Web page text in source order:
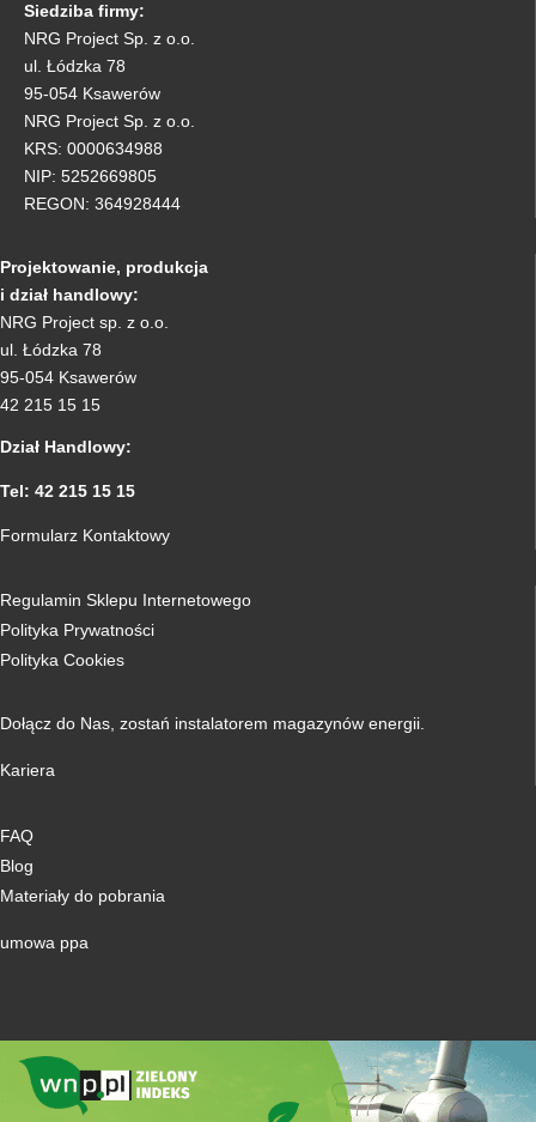
Siedziba firmy:
NRG Project Sp. z o.o.
ul. Łódzka 78
95-054 Ksawerów
NRG Project Sp. z o.o.
KRS: 0000634988
NIP: 5252669805
REGON: 364928444
Projektowanie, produkcja
i dział handlowy:
NRG Project sp. z o.o.
ul. Łódzka 78
95-054 Ksawerów
42 215 15 15
Dział Handlowy:
Tel: 42 215 15 15
Formularz Kontaktowy
Regulamin Sklepu Internetowego
Polityka Prywatności
Polityka Cookies
Dołącz do Nas, zostań instalatorem magazynów energii.
Kariera
FAQ
Blog
Materiały do pobrania
umowa ppa